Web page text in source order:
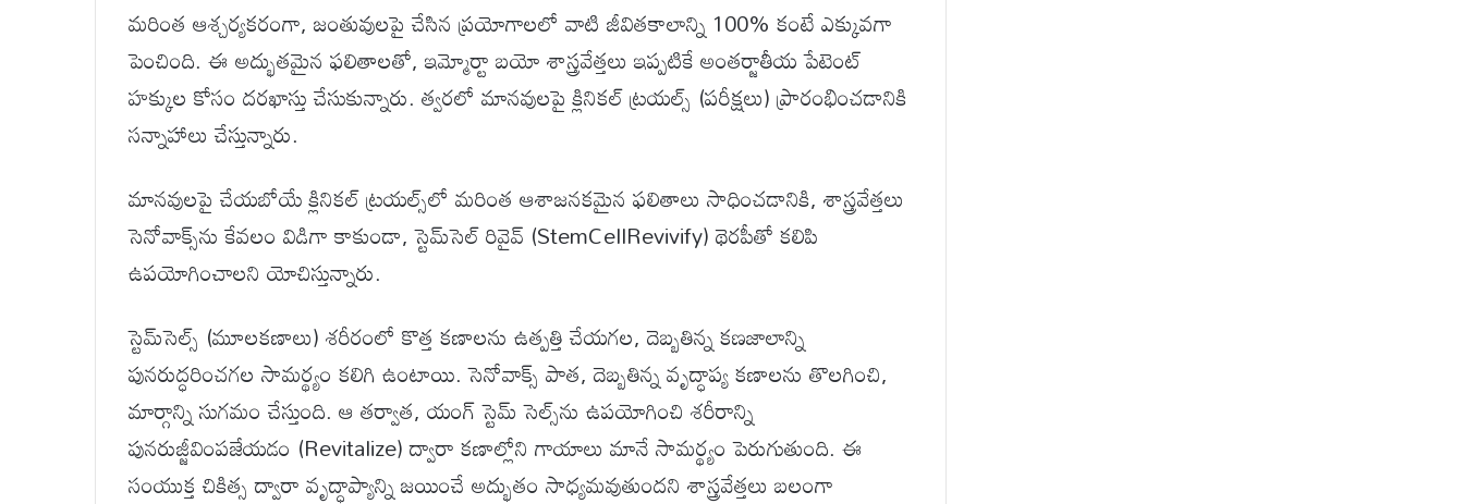
మరింత ఆశ్చర్యకరంగా, జంతువులపై చేసిన ప్రయోగాలలో వాటి జీవితకాలాన్ని 100% కంటే ఎక్కువగా
పెంచింది. ఈ అద్భుతమైన ఫలితాలతో, ఇమ్మోర్టా బయో శాస్త్రవేత్తలు ఇప్పటికే అంతర్జాతీయ పేటెంట్
హక్కుల కోసం దరఖాస్తు చేసుకున్నారు. త్వరలో మానవులపై క్లినికల్ ట్రయల్స్ (పరీక్షలు) ప్రారంభించడానికి
సన్నాహాలు చేస్తున్నారు.
మానవులపై చేయబోయే క్లినికల్ ట్రయల్స్‌లో మరింత ఆశాజనకమైన ఫలితాలు సాధించడానికి, శాస్త్రవేత్తలు
సెనోవాక్స్‌ను కేవలం విడిగా కాకుండా, స్టెమ్‌సెల్ రివైవ్ (StemCellRevivify) థెరపీతో కలిపి
ఉపయోగించాలని యోచిస్తున్నారు.
స్టెమ్‌సెల్స్ (మూలకణాలు) శరీరంలో కొత్త కణాలను ఉత్పత్తి చేయగల, దెబ్బతిన్న కణజాలాన్ని
పునరుద్ధరించగల సామర్థ్యం కలిగి ఉంటాయి. సెనోవాక్స్ పాత, దెబ్బతిన్న వృద్ధాప్య కణాలను తొలగించి,
మార్గాన్ని సుగమం చేస్తుంది. ఆ తర్వాత, యంగ్ స్టెమ్ సెల్స్‌ను ఉపయోగించి శరీరాన్ని
పునరుజ్జీవింపజేయడం (Revitalize) ద్వారా కణాల్లోని గాయాలు మానే సామర్థ్యం పెరుగుతుంది. ఈ
సంయుక్త చికిత్స ద్వారా వృద్ధాప్యాన్ని జయించే అద్భుతం సాధ్యమవుతుందని శాస్త్రవేత్తలు బలంగా